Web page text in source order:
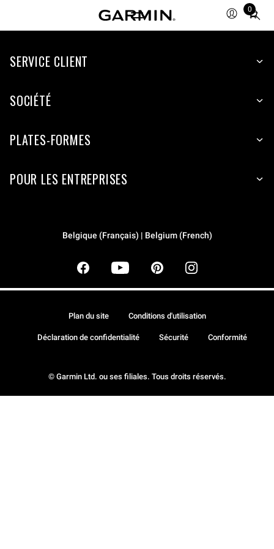
0
Total
items
cart:
SERVICE CLIENT
SOCIÉTÉ
PLATES-FORMES
POUR LES ENTREPRISES
Belgique (Français) | Belgium (French)
© Garmin Ltd. ou ses filiales. Tous droits réservés.
Plan du site Conditions d'utilisation
Déclaration de confidentialité Sécurité Conformité